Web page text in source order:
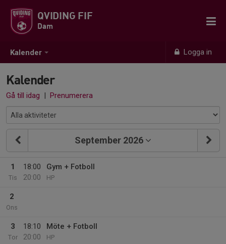
Kalender Logga in
QVIDING FIF
Dam
Kalender
Gå till idag | Prenumerera
September 2026
1
Tis
18:00
20:00
Gym + Fotboll
HP
2
Ons
3
Tor
18:10
20:00
Möte + Fotboll
HP